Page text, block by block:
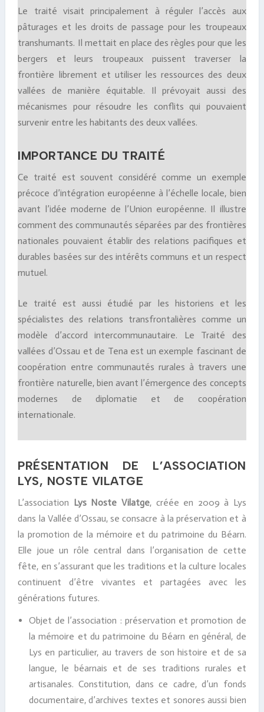
Le traité visait principalement à réguler l’accès aux
pâturages et les droits de passage pour les troupeaux
transhumants. Il mettait en place des règles pour que les
bergers et leurs troupeaux puissent traverser la
frontière librement et utiliser les ressources des deux
vallées de manière équitable. Il prévoyait aussi des
mécanismes pour résoudre les conflits qui pouvaient
survenir entre les habitants des deux vallées.
IMPORTANCE DU TRAITÉ
Ce traité est souvent considéré comme un exemple
précoce d’intégration européenne à l’échelle locale, bien
avant l’idée moderne de l’Union européenne. Il illustre
comment des communautés séparées par des frontières
nationales pouvaient établir des relations pacifiques et
durables basées sur des intérêts communs et un respect
mutuel.
Le traité est aussi étudié par les historiens et les
spécialistes des relations transfrontalières comme un
modèle d’accord intercommunautaire. Le Traité des
vallées d’Ossau et de Tena est un exemple fascinant de
coopération entre communautés rurales à travers une
frontière naturelle, bien avant l’émergence des concepts
modernes de diplomatie et de coopération
internationale.
PRÉSENTATION DE L’ASSOCIATION
LYS, NOSTE VILATGE
L’association Lys Noste Vilatge, créée en 2009 à Lys
dans la Vallée d’Ossau, se consacre à la préservation et à
la promotion de la mémoire et du patrimoine du Béarn.
Elle joue un rôle central dans l’organisation de cette
fête, en s’assurant que les traditions et la culture locales
continuent d’être vivantes et partagées avec les
générations futures.
Objet de l’association : préservation et promotion de
la mémoire et du patrimoine du Béarn en général, de
Lys en particulier, au travers de son histoire et de sa
langue, le béarnais et de ses traditions rurales et
artisanales. Constitution, dans ce cadre, d’un fonds
documentaire, d’archives textes et sonores aussi bien